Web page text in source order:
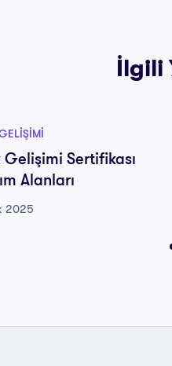
İlgili
Sertifikası
Alanları
2025